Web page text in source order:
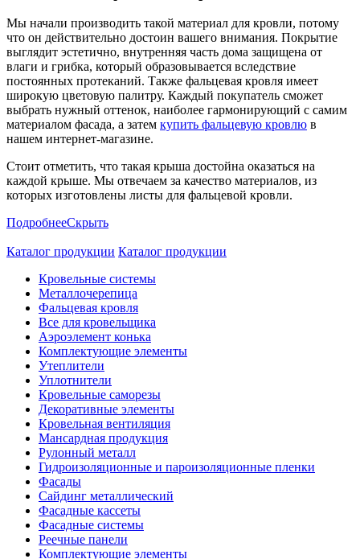
Мы начали производить такой материал для кровли, потому
что он действительно достоин вашего внимания. Покрытие
выглядит эстетично, внутренняя часть дома защищена от
влаги и грибка, который образовывается вследствие
постоянных протеканий. Также фальцевая кровля имеет
широкую цветовую палитру. Каждый покупатель сможет
выбрать нужный оттенок, наиболее гармонирующий с самим
материалом фасада, а затем купить фальцевую кровлю в
нашем интернет-магазине.
Стоит отметить, что такая крыша достойна оказаться на
каждой крыше. Мы отвечаем за качество материалов, из
которых изготовлены листы для фальцевой кровли.
ПодробнееСкрыть
Каталог продукции Каталог продукции
Кровельные системы
Металлочерепица
Фальцевая кровля
Все для кровельщика
Аэроэлемент конька
Комплектующие элементы
Утеплители
Уплотнители
Кровельные саморезы
Декоративные элементы
Кровельная вентиляция
Мансардная продукция
Рулонный металл
Гидроизоляционные и пароизоляционные пленки
Фасады
Сайдинг металлический
Фасадные кассеты
Фасадные системы
Реечные панели
Комплектующие элементы